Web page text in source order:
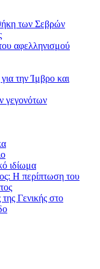
των Σεβρών
αφελληνισμού
για την Ίμβρο και
γεγονότων
ιδίωμα
Η περίπτωση του
Γενικής στο